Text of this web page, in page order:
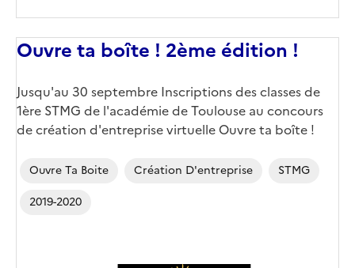
Ouvre ta boîte ! 2ème édition !
Jusqu'au 30 septembre Inscriptions des classes de
1ère STMG de l'académie de Toulouse au concours
de création d'entreprise virtuelle Ouvre ta boîte !
Ouvre Ta Boite Création D'entreprise
STMG
2019-2020